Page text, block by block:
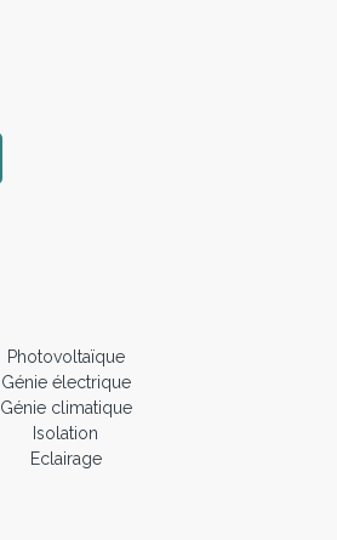
Photovoltaïque
Génie électrique
Génie climatique
Isolation
Eclairage